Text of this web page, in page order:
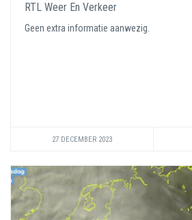
RTL Weer En Verkeer
Geen extra informatie aanwezig.
27 DECEMBER 2023